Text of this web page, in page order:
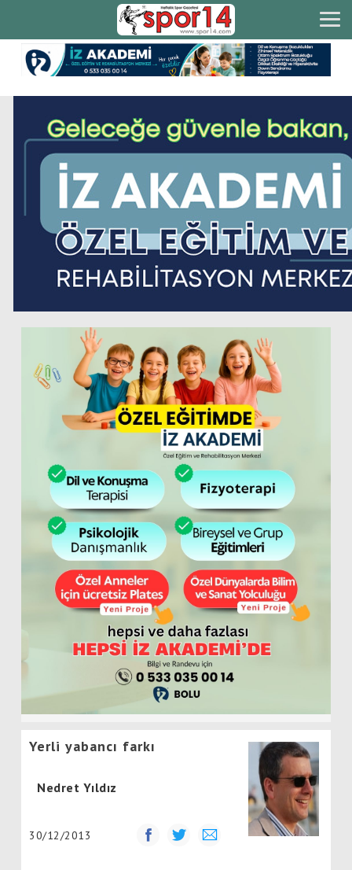
Yerli yabancı farkı
Nedret Yıldız
30/12/2013